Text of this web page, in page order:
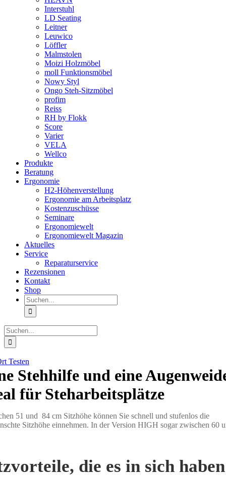
Interstuhl
LD Seating
Leitner
Leuwico
Löffler
Malmstolen
Moizi Holzmöbel
moll Funktionsmöbel
Nowy Styl
Ongo Steh-Sitzmöbel
profim
Reiss
RH by Flokk
Score
Varier
VELA
Wellco
Produkte
Beratung
Ergonomie
H2-Höhenverstellung
Ergonomie am Arbeitsplatz
Kostenzuschüsse
Seminare
Ergonomiewelt
Ergonomiewelt Magazin
Aktuelles
Service
Reparaturservice
Rezensionen
Kontakt
Shop
Suche
nach:
Suche
nach:
Testen
Stehhilfe und eine
für Steharbeitsplätze
51 und 84 cm Sitzhöhe können Sie schnell und stufenlos die
Sitzhöhe einnehmen. In der Version HIGH sogar zwischen 60
die es in sich